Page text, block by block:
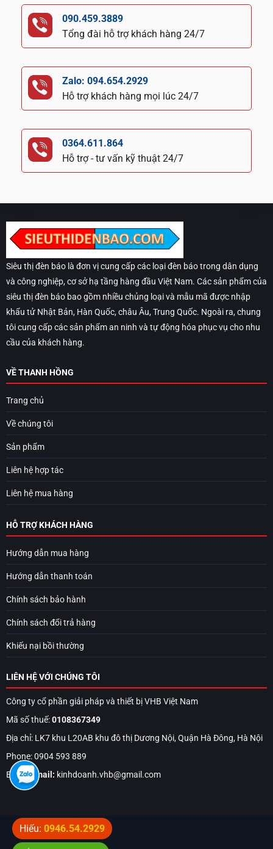
090.459.3889
Tổng đài hỗ trợ khách hàng 24/7
Zalo: 094.654.2929
Hỗ trợ khách hàng mọi lúc 24/7
0364.611.864
Hỗ trợ - tư vấn kỹ thuật 24/7
Siêu thị đèn báo là đơn vị cung cấp các loại đèn báo trong dân dụng
và công nghiệp, cơ sở hạ tầng hàng đầu Việt Nam. Các sản phẩm của
siêu thị đèn báo bao gồm nhiều chủng loại và mẫu mã được nhập
khẩu tử Nhật Bản, Hàn Quốc, châu Âu, Trung Quốc. Ngoài ra, chung
tôi cung cấp các sản phẩm an ninh và tự động hóa phục vụ cho nhu
cầu của khách hàng.
VỀ THANH HỒNG
Trang chủ
Về chúng tôi
Sản phẩm
Liên hệ hợp tác
Liên hệ mua hàng
HỖ TRỢ KHÁCH HÀNG
Hướng dẫn mua hàng
Hướng dẫn thanh toán
Chính sách bảo hành
Chính sách đổi trả hàng
Khiếu nại bồi thường
LIÊN HỆ VỚI CHÚNG TÔI
Công ty cổ phần giải pháp và thiết bị VHB Việt Nam
Mã số thuế:0108367349
Địa chỉ: LK7 khu L20AB khu đô thị Dương Nội, Quận Hà Đông, Hà Nội
Phone: 0904 593 889
Email:Email: kinhdoanh.vhb@gmail.com
Hiếu: 0946.54.2929